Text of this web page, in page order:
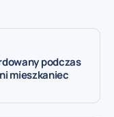
podczas
mieszkaniec